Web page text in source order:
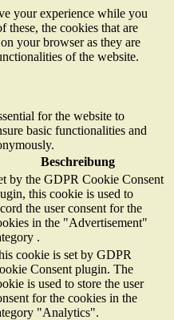
your experience while you
these, the cookies that are
your browser as they are
of the website.
for the website to
basic functionalities and
Beschreibung
by the GDPR Cookie Consent
this cookie is used to
the user consent for the
in the "Advertisement"
.
cookie is set by GDPR
Consent plugin. The
is used to store the user
for the cookies in the
"Analytics".